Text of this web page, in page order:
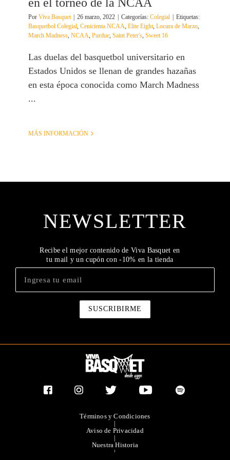
Por Viva Basquet | 26 marzo, 2022 | Categorías: Colegial | Etiquetas:
Basquetbol Colegial Cenicienta NCAA Elite Eight Locura de Marzo
March Madness NCAA Purdue Saint Peter's Sweet 16
Las duelas del basquetbol universitario en
Estados Unidos se llenan de grandes hazañas
en esta época conocida como March Madness
...
MÁS INFORMACIÓN
NEWSLETTER
Recibe el mejor contenido de Viva Basquet en
tu mail y un cupón con -10% en la tienda
Términos y Condiciones
|
Aviso de Privacidad
|
Nuestra Historia
|